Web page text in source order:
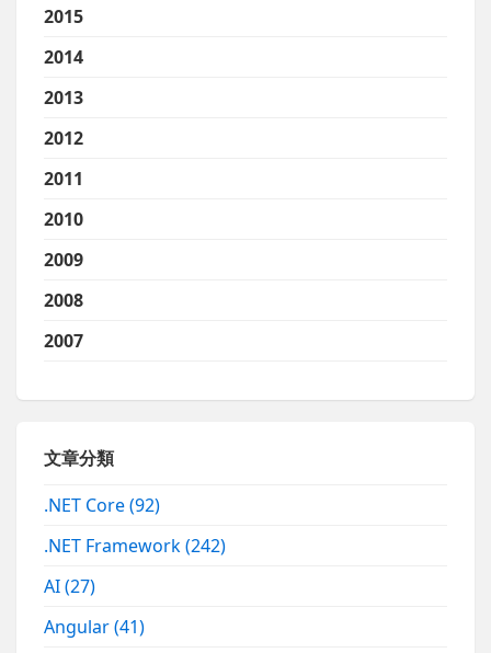
2015
2014
2013
2012
2011
2010
2009
2008
2007
文章分類
.NET Core(92)
.NET Framework(242)
AI(27)
Angular(41)